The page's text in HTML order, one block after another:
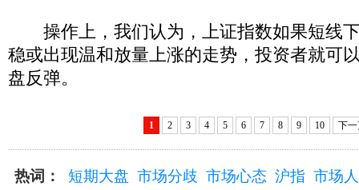
操作上，我们认为，上证指数如果短线
稳或出现温和放量上涨的走势，投资者就可
盘反弹。
1 2 3 4 5 6 7 8 9 10 下
热词： 短期大盘 市场分歧 市场心态 沪指 市场